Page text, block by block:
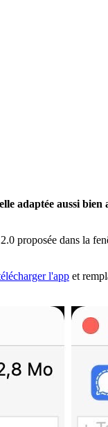
adaptée aussi
proposée dans la
l'app et